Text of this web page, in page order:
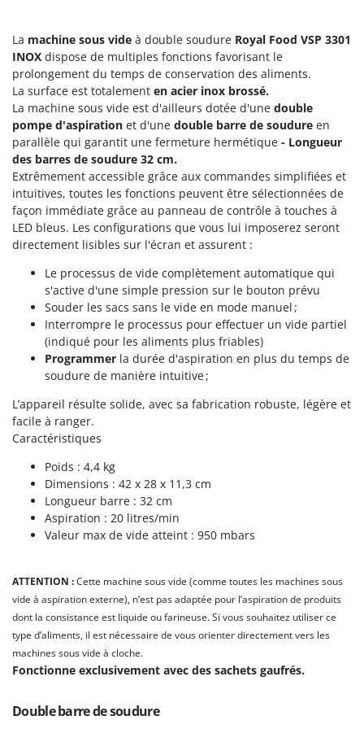
Gyrobroyeurs à lame pour tracteur
H
Haches - Cognées et Hachettes
Hachoirs à viande
Herses à Dents
Herses Rotatives
L
Lames à neige
Lames niveleuses pour tracteur
Lave-vitres
Lieuses électriques pour vignes
Machines à pâtes
Machines pour la transformation des fruits
Machines sous vide
Motobineuses
Motoculteurs
Motofaucheuses
Motopompes pour irrigation
Moulins à céréales électriques
Moulins à farine
N
Nettoyeurs et Balais à vapeur
Nettoyeurs haute pression
Nettoyeurs tapis, moquettes et tapisseries
P
Pelles rétros pour tracteur
E
EcoFlow
Edilmark
Effeuno
Einhell
Elegen
Energy Gruppi
Enotecnica Pillan
Eschenfelder
EuroMech
FAC
Fama Industrie
Famag
Famur
FARMER
FBC
Ferrari Group
Ferroni
Ferrua
FIAC
FINI
Fiorentini
Fiskars
Flymo
Forest Master
La machine sous vide à double soudure Royal Food VSP 3301
INOX dispose de multiples fonctions favorisant le
prolongement du temps de conservation des aliments.
La surface est totalement en acier inox brossé.
La machine sous vide est d'ailleurs dotée d'une double
pompe d'aspiration et d'une double barre de soudure en
parallèle qui garantit une fermeture hermétique - Longueur
des barres de soudure 32 cm.
Extrêmement accessible grâce aux commandes simplifiées et
intuitives, toutes les fonctions peuvent être sélectionnées de
façon immédiate grâce au panneau de contrôle à touches à
LED bleus. Les configurations que vous lui imposerez seront
directement lisibles sur l'écran et assurent :
Le processus de vide complètement automatique qui
s'active d'une simple pression sur le bouton prévu
Souder les sacs sans le vide en mode manuel ;
Interrompre le processus pour effectuer un vide partiel
(indiqué pour les aliments plus friables)
Programmer la durée d'aspiration en plus du temps de
soudure de manière intuitive ;
L’appareil résulte solide, avec sa fabrication robuste, légère et
facile à ranger.
Caractéristiques
Poids : 4,4 kg
Dimensions : 42 x 28 x 11,3 cm
Longueur barre : 32 cm
Aspiration : 20 litres/min
Valeur max de vide atteint : 950 mbars
ATTENTION : Cette machine sous vide (comme toutes les machines sous
vide à aspiration externe), n’est pas adaptée pour l’aspiration de produits
dont la consistance est liquide ou farineuse. Si vous souhaitez utiliser ce
type d’aliments, il est nécessaire de vous orienter directement vers les
machines sous vide à cloche.
Fonctionne exclusivement avec des sachets gaufrés.
Double barre de soudure